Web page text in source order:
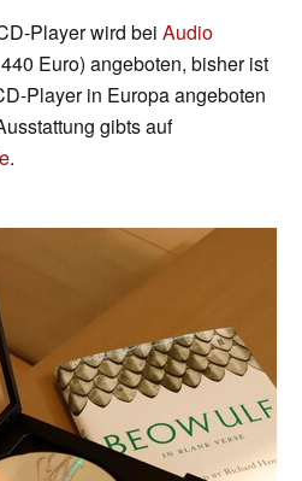
Player wird bei Audio
Euro) angeboten, bisher ist
Player in Europa angeboten
gibts auf
.